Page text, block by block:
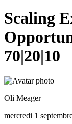
Scaling
70|20|10
Oli Meager
mercredi 1